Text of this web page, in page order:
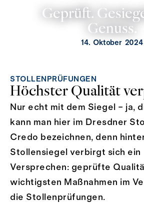
Geprüft.
Genuss.
14. Oktober 2024
STOLLENPRÜFUNGEN
Höchster Qualität
Nur echt mit dem Siegel – ja,
kann man hier im Dresdner
Credo bezeichnen, denn
Stollensiegel verbirgt sich ein
Versprechen: geprüfte
wichtigsten Maßnahmen im
die Stollenprüfungen.